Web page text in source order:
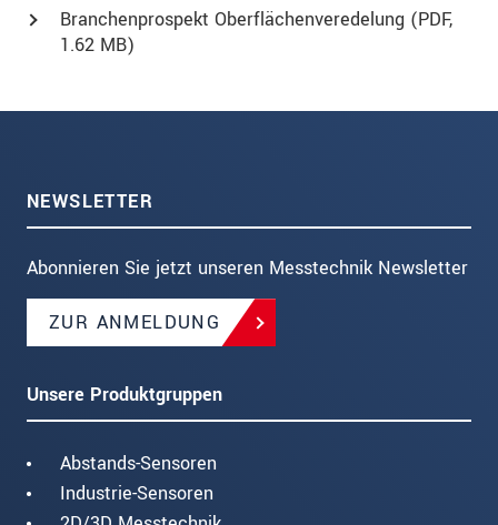
Branchenprospekt Oberflächenveredelung (PDF,
1.62 MB)
NEWSLETTER
Abonnieren Sie jetzt unseren Messtechnik Newsletter
ZUR ANMELDUNG
Unsere Produktgruppen
Abstands-Sensoren
Industrie-Sensoren